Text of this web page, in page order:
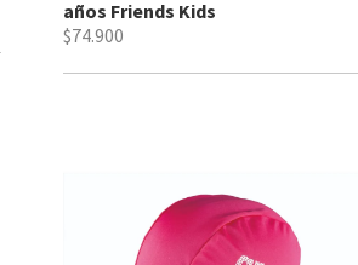
años Friends Kids
$74.900